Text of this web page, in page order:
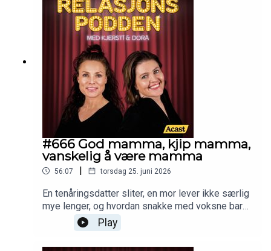
#666 God mamma, kjip mamma,
vanskelig å være mamma
56:07 | torsdag 25. juni 2026
En tenåringsdatter sliter, en mor lever ikke særlig
mye lenger, og hvordan snakke med voksne barn
om oppveksten?
Play